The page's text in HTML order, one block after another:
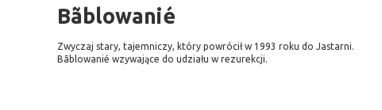
Bãblowanié
Zwyczaj stary, tajemniczy, który powrócił w 1993 roku do Jastarni.
Bãblowanié wzywające do udziału w rezurekcji.